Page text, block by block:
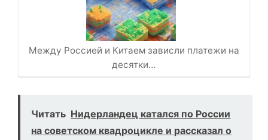
Между Россией и Китаем зависли платежи на
десятки…
Читать Нидерландец катался по России
на советском квадроцикле и рассказал о